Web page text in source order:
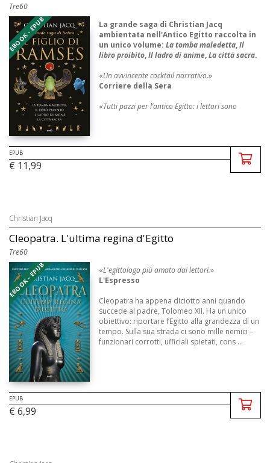
Tre60
EBOOK - EPUB
La grande saga di Christian Jacq
ambientata nell'Antico Egitto raccolta in
un unico volume:La tomba maledetta,Il
libro proibito,Il ladro di anime,La città sacra.
«Un avvincente cocktail narrativo.»
Corriere della Sera
«Tutti pazzi per l’antico Egitto: i lettori sono
EPUB
€ 11,99
Christian Jacq
Cleopatra. L'ultima regina d'Egitto
Tre60
EBOOK - EPUB «L'egittologo più amato dai lettori.»
L'Espresso
Cleopatra ha appena diciotto anni quando
succede al padre, Tolomeo XII. Ha un unico
obiettivo: riportare l’Egitto alla grandezza di un
tempo. Sulla sua strada ci sono mille nemici –
funzionari corrotti, ufficiali spietati, cons ...
EPUB
€ 6,99